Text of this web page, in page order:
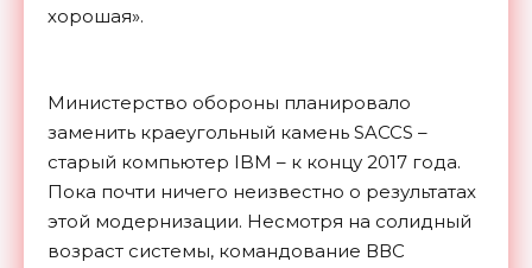
хорошая».
Министерство обороны планировало
заменить краеугольный камень SACCS –
старый компьютер IBM – к концу 2017 года.
Пока почти ничего неизвестно о результатах
этой модернизации. Несмотря на солидный
возраст системы, командование ВВС